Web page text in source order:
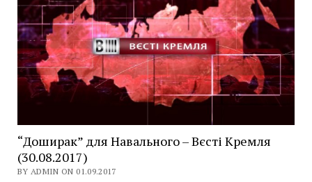
“Доширак” для Навального – Вєсті Кремля
(30.08.2017)
BY ADMIN ON 01.09.2017